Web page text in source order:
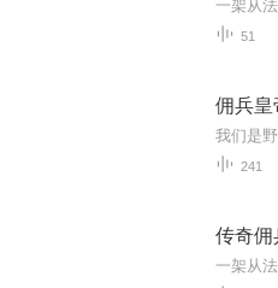
51
佣兵皇
我们是
241
传奇佣